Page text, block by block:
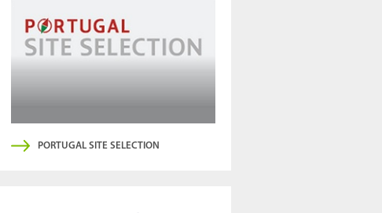
PORTUGAL SITE SELECTION